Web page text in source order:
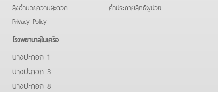
สิ่งอำนวยความสะดวก
Privacy Policy
คําประกาศสิทธิผู้ป่วย
โรงพยาบาลในเครือ
บางปะกอก 1
บางปะกอก 3
บางปะกอก 8